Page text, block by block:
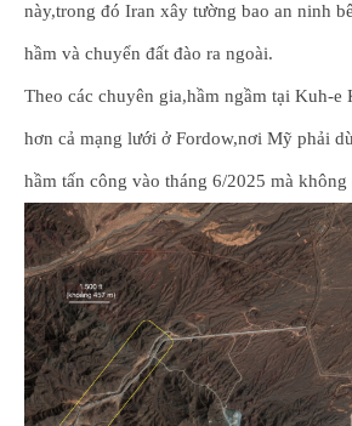
này,trong đó Iran xây tường bao an ninh
hầm và chuyển đất đào ra ngoài.
Theo các chuyên gia,hầm ngầm tại Kuh-e
hơn cả mạng lưới ở Fordow,nơi Mỹ phải
hầm tấn công vào tháng 6/2025 mà không